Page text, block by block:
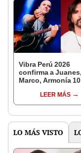
Vibra Perú 2026
confirma a
Marco, Armonía
LEER MÁS
LO MÁS VISTO